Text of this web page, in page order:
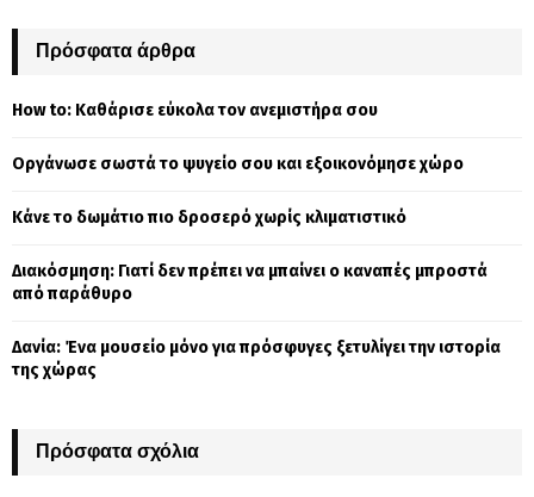
h
o
:
Πρόσφατα άρθρα
How to: Καθάρισε εύκολα τον ανεμιστήρα σου
Οργάνωσε σωστά το ψυγείο σου και εξοικονόμησε χώρο
Κάνε το δωμάτιο πιο δροσερό χωρίς κλιματιστικό
Διακόσμηση: Γιατί δεν πρέπει να μπαίνει ο καναπές μπροστά
από παράθυρο
Δανία: Ένα μουσείο μόνο για πρόσφυγες ξετυλίγει την ιστορία
της χώρας
Πρόσφατα σχόλια